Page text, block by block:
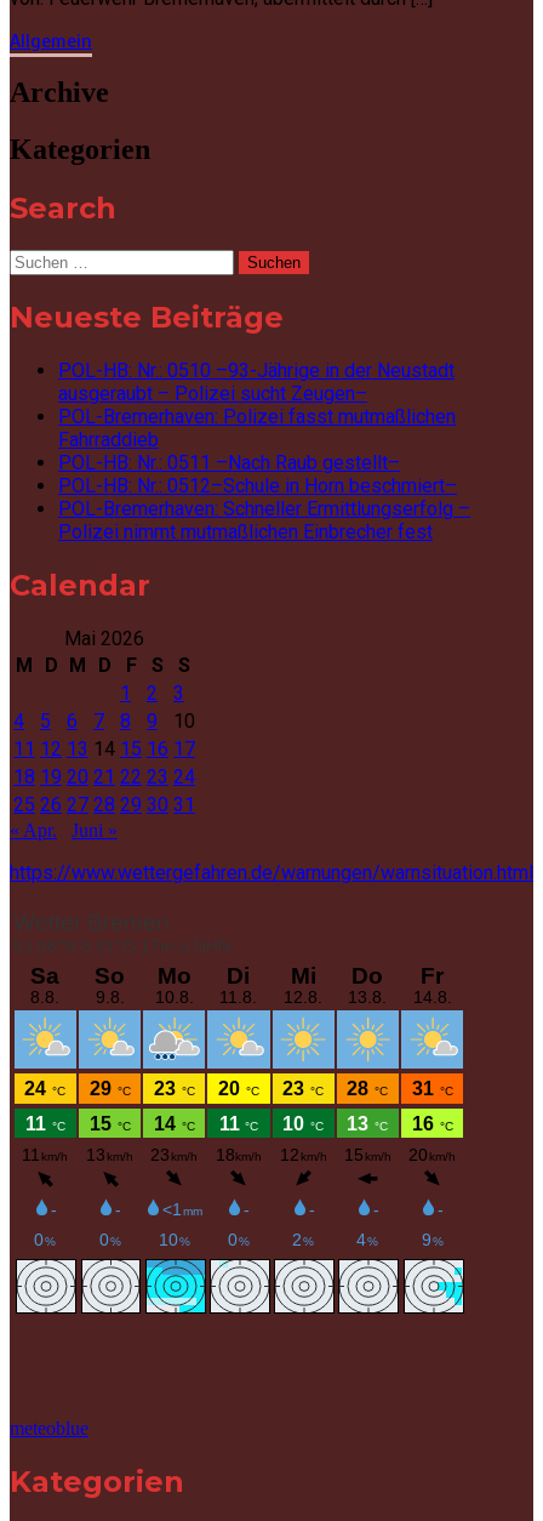
Allgemein
Archive
Kategorien
Search
Suchen
Neueste Beiträge
POL-HB: Nr.: 0510 –93-Jährige in der Neustadt
ausgeraubt – Polizei sucht Zeugen–
POL-Bremerhaven: Polizei fasst mutmaßlichen
Fahrraddieb
POL-HB: Nr.: 0511 –Nach Raub gestellt–
POL-HB: Nr.: 0512–Schule in Horn beschmiert–
POL-Bremerhaven: Schneller Ermittlungserfolg –
Polizei nimmt mutmaßlichen Einbrecher fest
Calendar
Mai 2026
M
D M D F S
S
1
2
3
4
5 6 7 8 9
10
11 12 13 14 15 16 17
18 19 20 21 22 23 24
25 26 27 28 29 30 31
« Apr. Juni »
https://www.wettergefahren.de/warnungen/warnsituation.html
meteoblue
Kategorien